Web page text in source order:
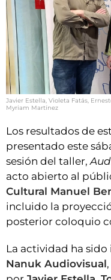
Javier Estella, Violeta Fatás,
Myriam Martínez
Los resultados de
presentado este
sesión del taller,
acto abierto al
Cultural Manuel
incluido la
posterior coloquio
La actividad ha
Nanuk Audiovisual